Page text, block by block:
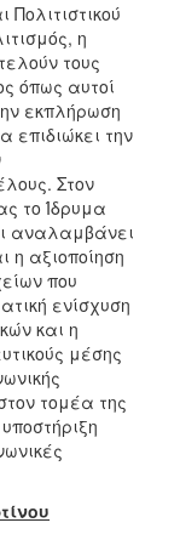
η
τους
όπως αυτοί
εκπλήρωση
επιδιώκει την
Στον
το Ίδρυμα
αναλαμβάνει
η αξιοποίηση
που
ενίσχυση
και η
μέσης
τομέα της